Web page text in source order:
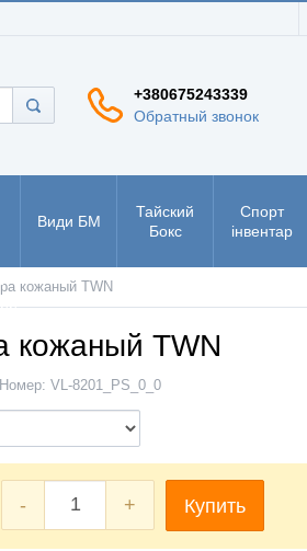
+380675243339
Обратный звонок
Види БМ
Тайский
Бокс
Спорт
інвентар
кожаный TWN
кожаный TWN
Номер: VL-8201_PS_0_0
- + Купить